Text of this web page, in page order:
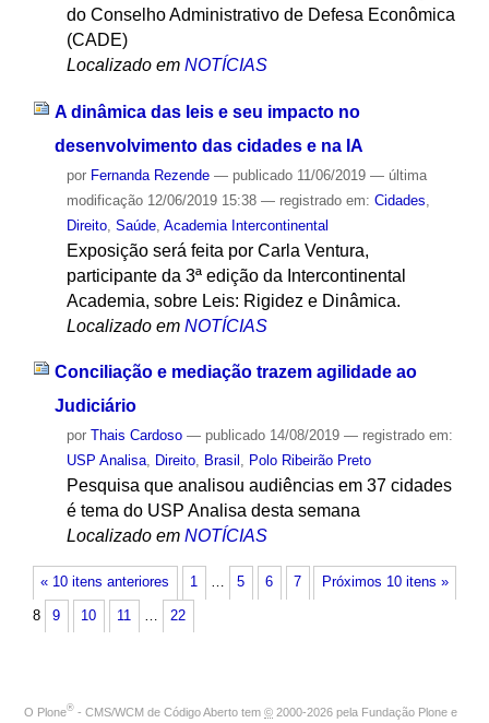
do Conselho Administrativo de Defesa Econômica
(CADE)
Localizado em NOTÍCIAS
A dinâmica das leis e seu impacto no
desenvolvimento das cidades e na IA
por Fernanda Rezende — publicado11/06/2019 — última
modificação12/06/2019 15:38 — registrado em: Cidades
Direito, Saúde, Academia Intercontinental
Exposição será feita por Carla Ventura,
participante da 3ª edição da Intercontinental
Academia, sobre Leis: Rigidez e Dinâmica.
Localizado em NOTÍCIAS
Conciliação e mediação trazem agilidade ao
Judiciário
por Thais Cardoso — publicado14/08/2019 — registrado em:
USP Analisa, Direito, Brasil , Polo Ribeirão Preto
Pesquisa que analisou audiências em 37 cidades
é tema do USP Analisa desta semana
Localizado em NOTÍCIAS
« 10 itens anteriores Próximos 10 itens »
1 … 5 6 7
8 9 10 11 … 22
O Plone® - CMS/WCM de Código Aberto tem © 2000-2026 pela Fundação Plone e